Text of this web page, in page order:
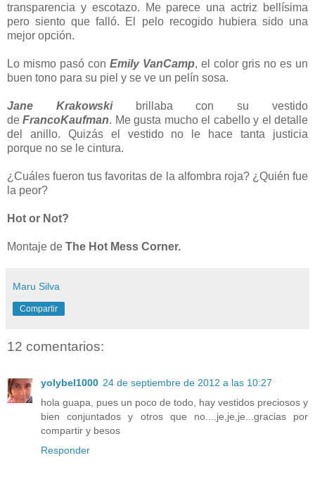
transparencia y escotazo. Me parece una actriz bellísima
pero siento que falló. El pelo recogido hubiera sido una
mejor opción.
Lo mismo pasó con Emily VanCamp, el color gris no es un
buen tono para su piel y se ve un pelín sosa.
Jane Krakowskibrillaba con su vestido
deFrancoKaufman. Me gusta mucho el cabello y el detalle
del anillo. Quizás el vestido no le hace tanta justicia
porque no se le cintura.
¿Cuáles fueron tus favoritas de la alfombra roja? ¿Quién fue
la peor?
Hot or Not?
Montaje de The Hot Mess Corner.
Maru Silva
Compartir
12 comentarios:
yolybel1000 24 de septiembre de 2012 a las 10:27
hola guapa, pues un poco de todo, hay vestidos preciosos y
bien conjuntados y otros que no....je,je,je...gracias por
compartir y besos
Responder